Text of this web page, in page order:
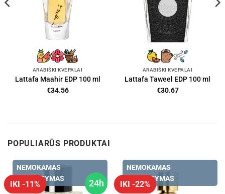
ARABIŠKI KVEPALAI
Lattafa Maahir EDP 100 ml
€34.56
ARABIŠKI KVEPALAI
Lattafa Taweel EDP 100 ml
€30.67
POPULIARŪS PRODUKTAI
24h
IKI -11%
NEMOKAMAS
PRISTATYMAS
IKI -22%
NEMOKAMAS
PRISTATYMAS